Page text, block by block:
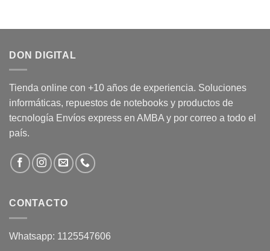
DON DIGITAL
Tienda online con +10 años de experiencia. Soluciones
informáticas, repuestos de notebooks y productos de
tecnología Envíos express en AMBA y por correo a todo el
país.
CONTACTO
Whatsapp: 1125547606